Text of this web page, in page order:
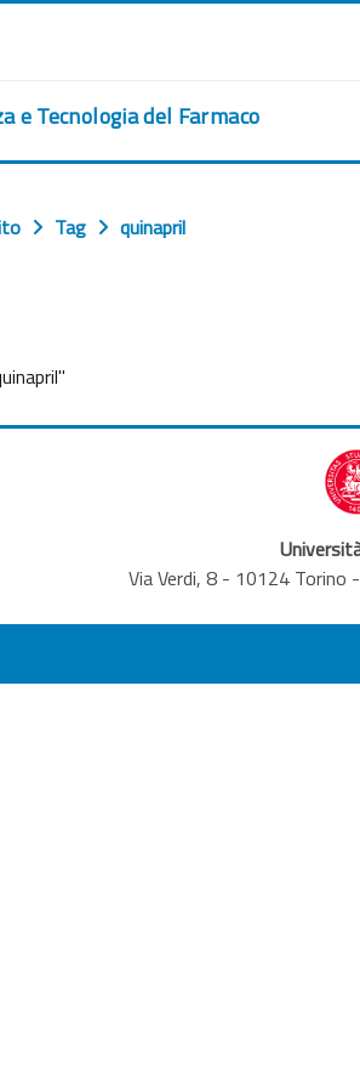
e Tecnologia del Farmaco
Tag quinapril
Via Verdi, 8 - 10124